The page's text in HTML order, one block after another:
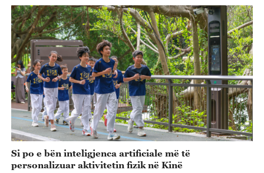
Si po e bën inteligjenca artificiale më të
personalizuar aktivitetin fizik në Kinë